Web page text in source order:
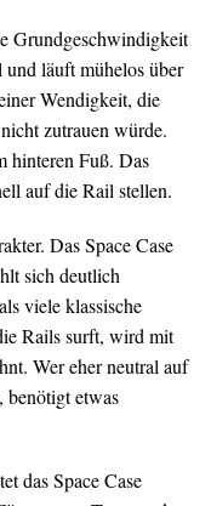
Grundgeschwindigkeit
und läuft mühelos über
Wendigkeit, die
zutrauen würde.
hinteren Fuß. Das
auf die Rail stellen.
Das Space Case
sich deutlich
viele klassische
Rails surft, wird mit
Wer eher neutral auf
benötigt etwas
das Space Case